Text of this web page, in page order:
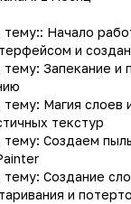
тему:: Начало
и
тему: Запекание и
тему: Магия слоев
текстур
тему: Создаем
тему: Создание
и